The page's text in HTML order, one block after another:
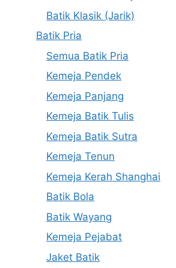
Batik Klasik (Jarik)
Batik Pria
Semua Batik Pria
Kemeja Pendek
Kemeja Panjang
Kemeja Batik Tulis
Kemeja Batik Sutra
Kemeja Tenun
Kemeja Kerah Shanghai
Batik Bola
Batik Wayang
Kemeja Pejabat
Jaket Batik